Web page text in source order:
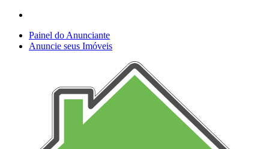
Painel do Anunciante
Anuncie seus Imóveis